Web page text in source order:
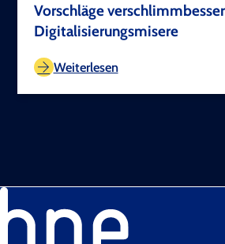
Vorschläge
Digitalisierungsmisere
Weiterlesen